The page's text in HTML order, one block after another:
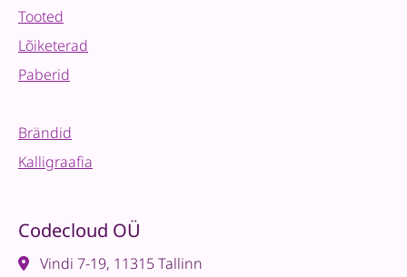
Tooted
Lõiketerad
Paberid
Brändid
Kalligraafia
Codecloud OÜ
Vindi 7-19, 11315 Tallinn